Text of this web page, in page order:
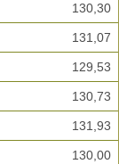
130,30
131,07
129,53
130,73
131,93
130,00